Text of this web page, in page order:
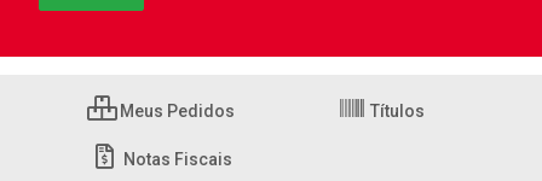
Meus Pedidos Títulos
Notas Fiscais